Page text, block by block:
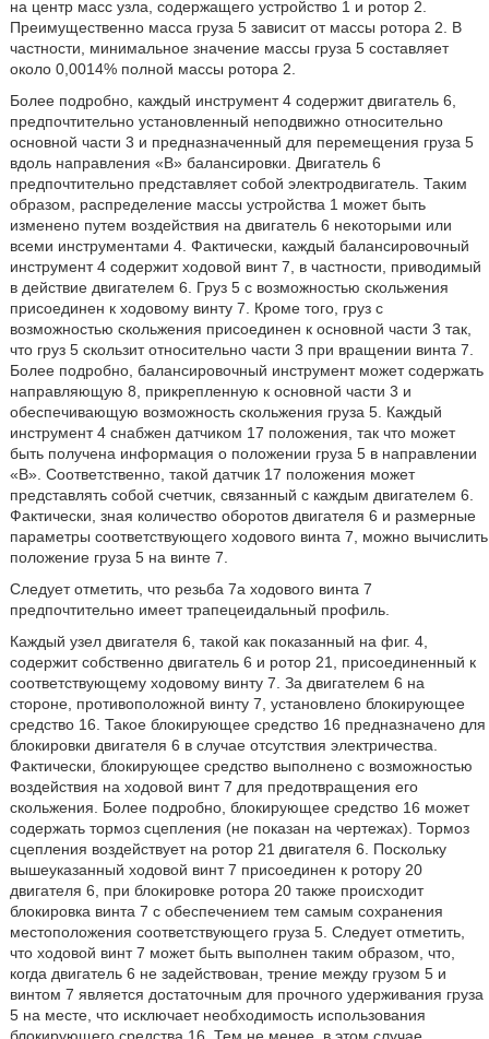
на центр масс узла, содержащего устройство 1 и ротор 2.
Преимущественно масса груза 5 зависит от массы ротора 2. В
частности, минимальное значение массы груза 5 составляет
около 0,0014% полной массы ротора 2.
Более подробно, каждый инструмент 4 содержит двигатель 6,
предпочтительно установленный неподвижно относительно
основной части 3 и предназначенный для перемещения груза 5
вдоль направления «В» балансировки. Двигатель 6
предпочтительно представляет собой электродвигатель. Таким
образом, распределение массы устройства 1 может быть
изменено путем воздействия на двигатель 6 некоторыми или
всеми инструментами 4. Фактически, каждый балансировочный
инструмент 4 содержит ходовой винт 7, в частности, приводимый
в действие двигателем 6. Груз 5 с возможностью скольжения
присоединен к ходовому винту 7. Кроме того, груз с
возможностью скольжения присоединен к основной части 3 так,
что груз 5 скользит относительно части 3 при вращении винта 7.
Более подробно, балансировочный инструмент может содержать
направляющую 8, прикрепленную к основной части 3 и
обеспечивающую возможность скольжения груза 5. Каждый
инструмент 4 снабжен датчиком 17 положения, так что может
быть получена информация о положении груза 5 в направлении
«В». Соответственно, такой датчик 17 положения может
представлять собой счетчик, связанный с каждым двигателем 6.
Фактически, зная количество оборотов двигателя 6 и размерные
параметры соответствующего ходового винта 7, можно вычислить
положение груза 5 на винте 7.
Следует отметить, что резьба 7а ходового винта 7
предпочтительно имеет трапецеидальный профиль.
Каждый узел двигателя 6, такой как показанный на фиг. 4,
содержит собственно двигатель 6 и ротор 21, присоединенный к
соответствующему ходовому винту 7. За двигателем 6 на
стороне, противоположной винту 7, установлено блокирующее
средство 16. Такое блокирующее средство 16 предназначено для
блокировки двигателя 6 в случае отсутствия электричества.
Фактически, блокирующее средство выполнено с возможностью
воздействия на ходовой винт 7 для предотвращения его
скольжения. Более подробно, блокирующее средство 16 может
содержать тормоз сцепления (не показан на чертежах). Тормоз
сцепления воздействует на ротор 21 двигателя 6. Поскольку
вышеуказанный ходовой винт 7 присоединен к ротору 20
двигателя 6, при блокировке ротора 20 также происходит
блокировка винта 7 с обеспечением тем самым сохранения
местоположения соответствующего груза 5. Следует отметить,
что ходовой винт 7 может быть выполнен таким образом, что,
когда двигатель 6 не задействован, трение между грузом 5 и
винтом 7 является достаточным для прочного удерживания груза
5 на месте, что исключает необходимость использования